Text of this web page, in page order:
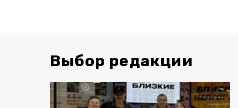
Выбор редакции